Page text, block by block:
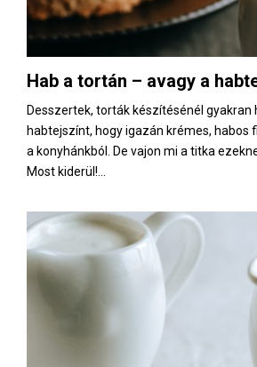
Hab a tortán – avagy a
Desszertek, torták készítésénél gyakran
habtejszínt, hogy igazán krémes, habos
a konyhánkból. De vajon mi a titka
Most kiderül!...